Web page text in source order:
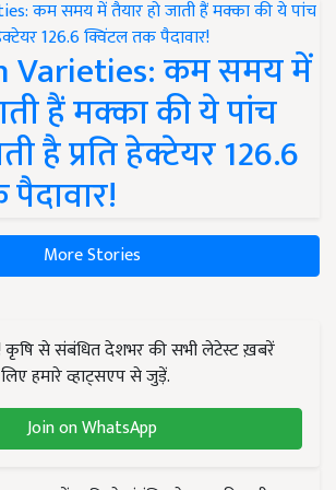
Varieties: कम समय में
हैं मक्का की ये पांच
है प्रति हेक्टेयर 126.6
More Stories
कृषि से संबंधित देशभर की सभी लेटेस्ट ख़बरें
हमारे व्हाट्सएप से जुड़ें.
Join on WhatsApp